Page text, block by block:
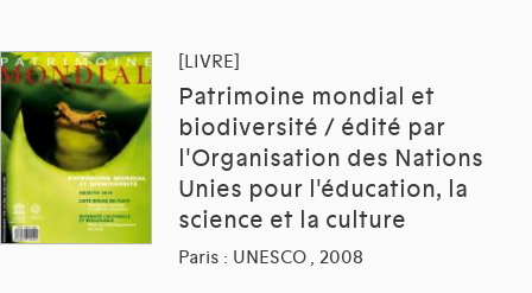
[LIVRE]
Patrimoine mondial et
biodiversité / édité par
l'Organisation des Nations
Unies pour l'éducation, la
science et la culture
Paris : UNESCO , 2008